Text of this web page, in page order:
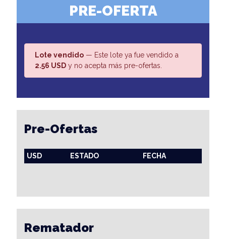
PRE-OFERTA
Lote vendido — Este lote ya fue vendido a
2.56 USD y no acepta más pre-ofertas.
Pre-Ofertas
USD ESTADO FECHA
Rematador